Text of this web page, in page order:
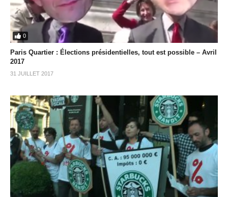
0
Paris Quartier : Élections présidentielles, tout est possible – Avril
2017
31 JUILLET 2017